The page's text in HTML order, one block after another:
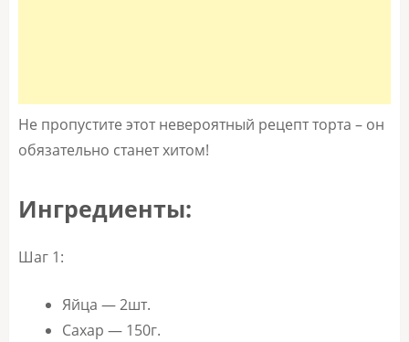
Не пропустите этот невероятный рецепт торта – он
обязательно станет хитом!
Ингредиенты:
Шаг 1:
Яйца — 2шт.
Сахар — 150г.